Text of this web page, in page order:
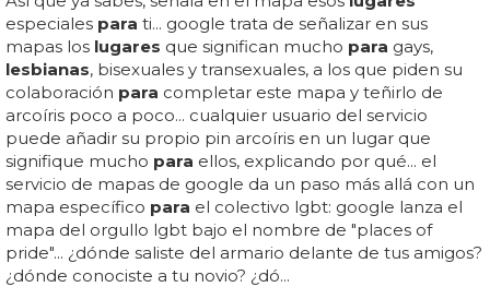
especiales para ti... google trata de señalizar en sus
mapas los lugares que significan mucho para gays,
lesbianas, bisexuales y transexuales, a los que piden su
colaboración para completar este mapa y teñirlo de
arcoíris poco a poco... cualquier usuario del servicio
puede añadir su propio pin arcoíris en un lugar que
signifique mucho para ellos, explicando por qué... el
servicio de mapas de google da un paso más allá con un
mapa específico para el colectivo lgbt: google lanza el
mapa del orgullo lgbt bajo el nombre de "places of
pride"... ¿dónde saliste del armario delante de tus amigos?
¿dónde conociste a tu novio? ¿dó...